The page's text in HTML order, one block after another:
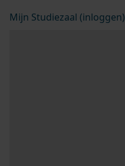
Mijn Studiezaal (inloggen)